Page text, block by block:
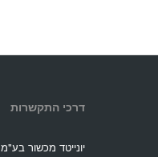
דרכי התקשרות
יונייטד מכשור בע"מ